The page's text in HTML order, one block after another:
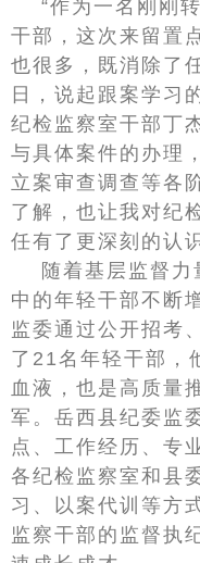
“作为一名刚刚
干部，这次来留置
也很多，既消除了
日，说起跟案学习
纪检监察室干部丁
与具体案件的办理
立案审查调查等各
了解，也让我对纪
任有了更深刻的认
随着基层监督
中的年轻干部不断
监委通过公开招考
了21名年轻干部，
血液，也是高质量
军。岳西县纪委监
点、工作经历、专
各纪检监察室和县
习、以案代训等方
监察干部的监督执